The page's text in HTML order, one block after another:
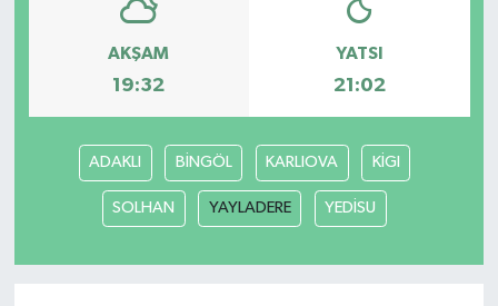
AKŞAM
19:32
YATSI
21:02
ADAKLI BİNGÖL KARLIOVA KİGI
SOLHAN YAYLADERE YEDİSU